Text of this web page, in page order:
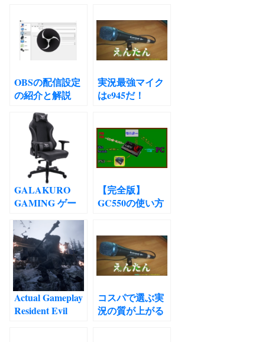
OBSの配信設定
の紹介と解説
実況最強マイク
はe945だ！
GALAKURO
GAMING ゲー
ビュー ギャラク
ロゲーミング
【完全版】
GC550の使い方
Actual Gameplay
Resident Evil
コスパで選ぶ実
況の質が上がる